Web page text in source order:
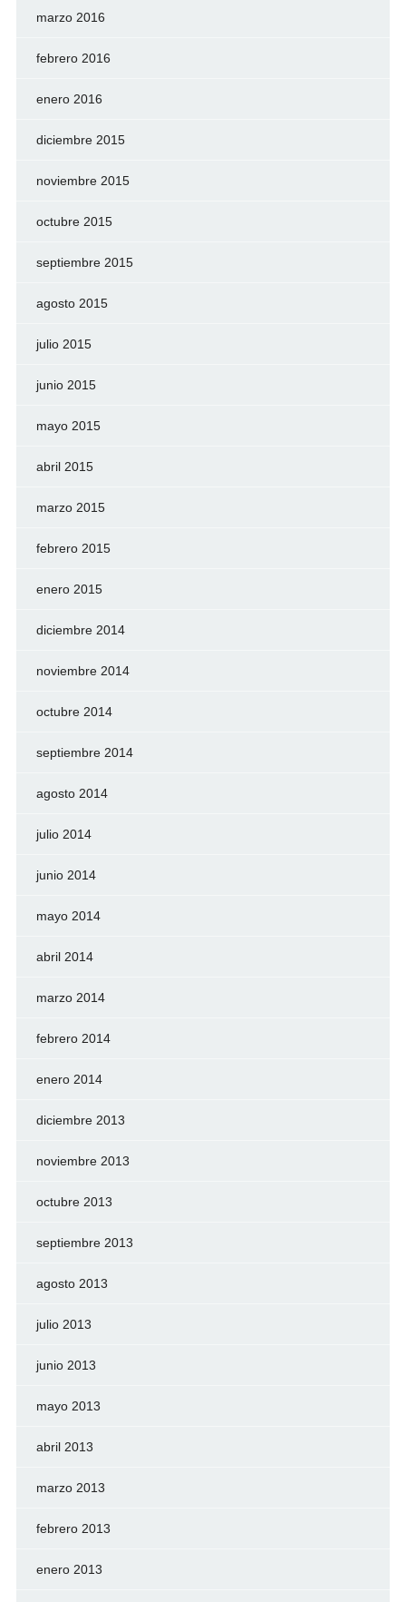
marzo 2016
febrero 2016
enero 2016
diciembre 2015
noviembre 2015
octubre 2015
septiembre 2015
agosto 2015
julio 2015
junio 2015
mayo 2015
abril 2015
marzo 2015
febrero 2015
enero 2015
diciembre 2014
noviembre 2014
octubre 2014
septiembre 2014
agosto 2014
julio 2014
junio 2014
mayo 2014
abril 2014
marzo 2014
febrero 2014
enero 2014
diciembre 2013
noviembre 2013
octubre 2013
septiembre 2013
agosto 2013
julio 2013
junio 2013
mayo 2013
abril 2013
marzo 2013
febrero 2013
enero 2013